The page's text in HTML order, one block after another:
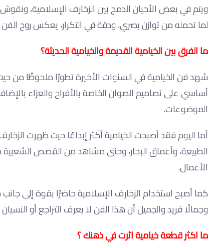
ويتم في بعض الأحيان الدمج بين الزخارف الإسلامية،
لما تحمله من توازن بصري، ودقة في التكرار، يعكس روح
ما الفرق بين الخيامية القديمة والخيامية الحديثة؟
شهد فن الخيامية في السنوات الأخيرة تطورًا ملحوظًا من
أساسي على تصاميم الصوان الخاصة بالأفراح والعزاء
الموضوعات.
أما اليوم فقد أصبحت الخيامية أكثر إبداعًا حيث ظهرت
الطبيعة، وأعماق البحار، وحتى مشاهد من القصص الشعبية
الأعمال.
كما أصبح استخدام الزخارف الإسلامية حاضرًا بقوة إلى
وجمالًا فريد والجميل أن هذا الفن لا يعرف التراجع أو النسيان
ما اكثر قطعة خيامية اثرت في ذهنك ؟